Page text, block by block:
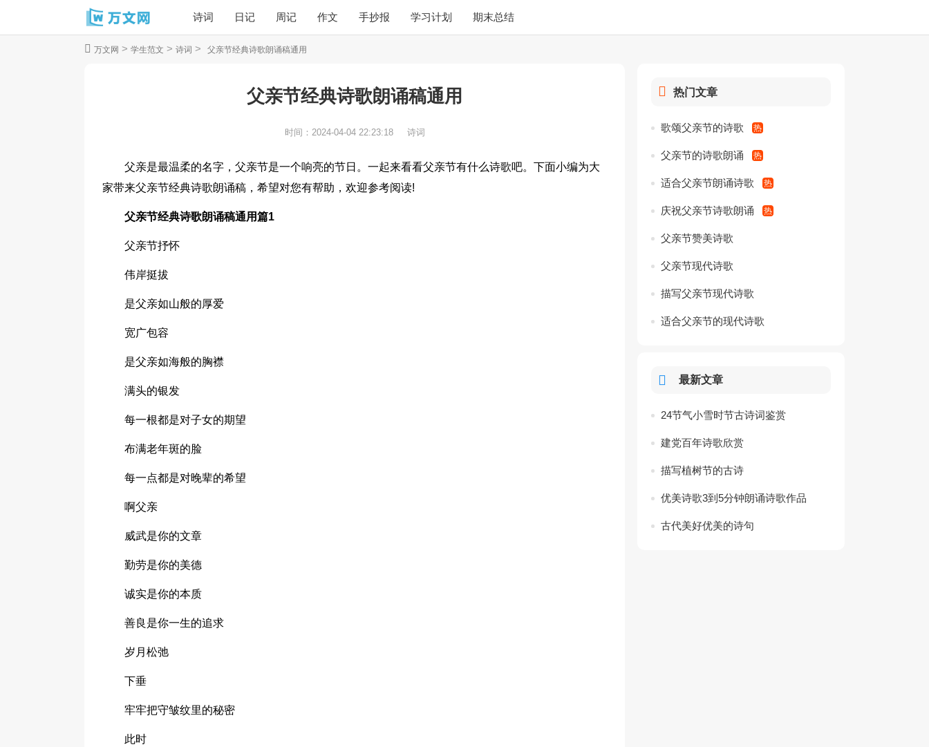
诗词 日记 周记 作文 手抄报 学习计划 期末总结
万文网 > 学生范文 > 诗词 > 父亲节经典诗歌朗诵稿通用
父亲节经典诗歌朗诵稿通用
时间： 2024-04-04 22:23:18 诗词
父亲是最温柔的名字，父亲节是一个响亮的节日。一起来看看父亲节有什么诗歌吧。下面小编为大
家带来父亲节经典诗歌朗诵稿，希望对您有帮助，欢迎参考阅读!
父亲节经典诗歌朗诵稿通用篇1
父亲节抒怀
伟岸挺拔
是父亲如山般的厚爱
宽广包容
是父亲如海般的胸襟
满头的银发
每一根都是对子女的期望
布满老年斑的脸
每一点都是对晚辈的希望
啊父亲
威武是你的文章
勤劳是你的美德
诚实是你的本质
善良是你一生的追求
岁月松弛
下垂
牢牢把守皱纹里的秘密
此时
热门文章
歌颂父亲节的诗歌
父亲节的诗歌朗诵
适合父亲节朗诵诗歌
庆祝父亲节诗歌朗诵
父亲节赞美诗歌
父亲节现代诗歌
描写父亲节现代诗歌
适合父亲节的现代诗歌
最新文章
24节气小雪时节古诗词鉴赏
建党百年诗歌欣赏
描写植树节的古诗
优美诗歌3到5分钟朗诵诗歌作品
古代美好优美的诗句